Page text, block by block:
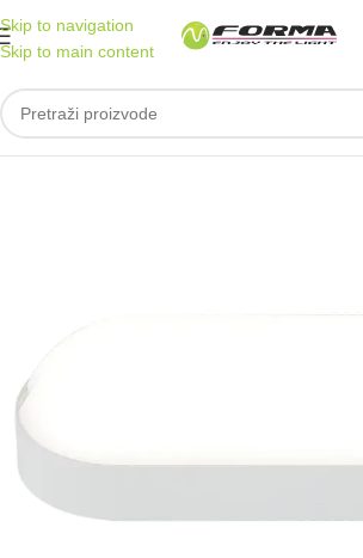
Skip to navigation
Skip to main content